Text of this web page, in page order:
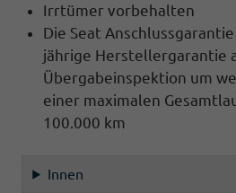
Irrtümer vorbehalten
Die Seat
jährige Herstellergarantie
Übergabeinspektion um
einer maximalen
100.000 km
Innen